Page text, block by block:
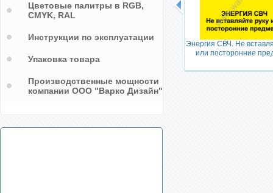
Энергия СВЧ. Не
или посторонние
Цветовые палитры в RGB,
CMYK, RAL
Инструкции по эксплуатации
Упаковка товара
Производственные мощности
компании ООО "Варко Дизайн"